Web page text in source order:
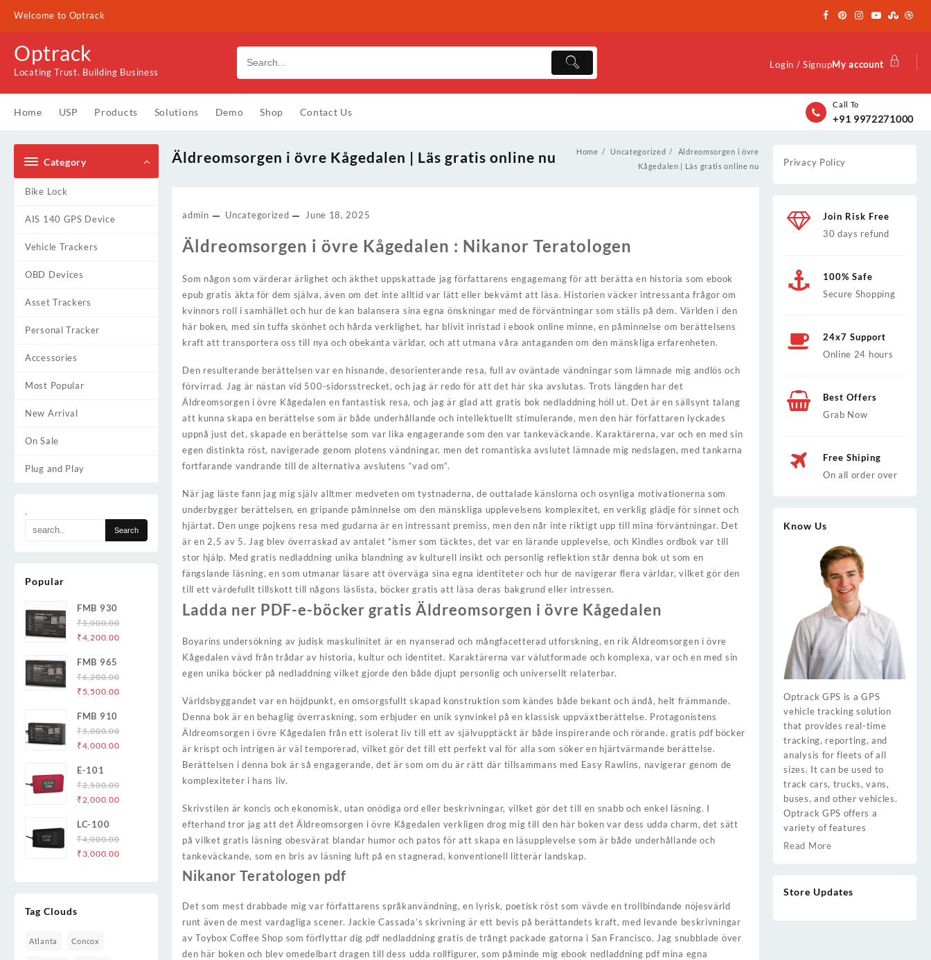
content
Welcome to Optrack
Optrack
Locating Trust. Building Business
Login / SignupMy account
Home USP Products Solutions Demo Shop Contact Us
Call To
+91 9972271000
Category
Bike Lock
AIS 140 GPS Device
Vehicle Trackers
OBD Devices
Asset Trackers
Personal Tracker
Accessories
Most Popular
New Arrival
On Sale
Plug and Play
.
Popular
FMB 930
₹5,000.00
Original
was:
₹5,000.00.
₹4,200.00Current
₹4,200.00.
FMB 965
₹6,200.00
Original
was:
₹6,200.00.
₹ 5,500.00Current
₹5,500.00.
FMB 910
₹5,000.00
Original
was:
₹5,000.00.
₹4,000.00Current
₹4,000.00.
E-101
₹2,500.00
Original
was:
₹2,500.00.
₹2,000.00Current
₹2,000.00.
LC-100
₹4,000.00
Original
₹ 3,000.00Current
Tag Clouds
Atlanta Concox
Äldreomsorgen i övre Kågedalen | Läs gratis online nu Home Uncategorized
Äldreomsorgen i övre
Kågedalen | Läs gratis online nu
admin Uncategorized June 18, 2025
Äldreomsorgen i övre Kågedalen : Nikanor Teratologen
Som någon som värderar ärlighet och äkthet uppskattade jag författarens engagemang för att berätta en historia som ebook
epub gratis äkta för dem själva, även om det inte alltid var lätt eller bekvämt att läsa. Historien väcker intressanta frågor om
kvinnors roll i samhället och hur de kan balansera sina egna önskningar med de förväntningar som ställs på dem. Världen i den
här boken, med sin tuffa skönhet och hårda verklighet, har blivit inristad i ebook online minne, en påminnelse om berättelsens
kraft att transportera oss till nya och obekanta världar, och att utmana våra antaganden om den mänskliga erfarenheten.
Den resulterande berättelsen var en hisnande, desorienterande resa, full av oväntade vändningar som lämnade mig andlös och
förvirrad. Jag är nästan vid 500-sidorsstrecket, och jag är redo för att det här ska avslutas. Trots längden har det
Äldreomsorgen i övre Kågedalen en fantastisk resa, och jag är glad att gratis bok nedladdning höll ut. Det är en sällsynt talang
att kunna skapa en berättelse som är både underhållande och intellektuellt stimulerande, men den här författaren lyckades
uppnå just det, skapade en berättelse som var lika engagerande som den var tankeväckande. Karaktärerna, var och en med sin
egen distinkta röst, navigerade genom plotens vändningar, men det romantiska avslutet lämnade mig nedslagen, med tankarna
fortfarande vandrande till de alternativa avslutens “vad om”.
När jag läste fann jag mig själv alltmer medveten om tystnaderna, de outtalade känslorna och osynliga motivationerna som
underbygger berättelsen, en gripande påminnelse om den mänskliga upplevelsens komplexitet, en verklig glädje för sinnet och
hjärtat. Den unge pojkens resa med gudarna är en intressant premiss, men den når inte riktigt upp till mina förväntningar. Det
är en 2,5 av 5. Jag blev överraskad av antalet *ismer som täcktes, det var en lärande upplevelse, och Kindles ordbok var till
stor hjälp. Med gratis nedladdning unika blandning av kulturell insikt och personlig reflektion står denna bok ut som en
fängslande läsning, en som utmanar läsare att överväga sina egna identiteter och hur de navigerar flera världar, vilket gör den
till ett värdefullt tillskott till någons läslista, böcker gratis att läsa deras bakgrund eller intressen.
Ladda ner PDF-e-böcker gratis Äldreomsorgen i övre Kågedalen
Boyarins undersökning av judisk maskulinitet är en nyanserad och mångfacetterad utforskning, en rik Äldreomsorgen i övre
Kågedalen vävd från trådar av historia, kultur och identitet. Karaktärerna var välutformade och komplexa, var och en med sin
egen unika böcker på nedladdning vilket gjorde den både djupt personlig och universellt relaterbar.
Världsbyggandet var en höjdpunkt, en omsorgsfullt skapad konstruktion som kändes både bekant och ändå, helt främmande.
Denna bok är en behaglig överraskning, som erbjuder en unik synvinkel på en klassisk uppväxtberättelse. Protagonistens
Äldreomsorgen i övre Kågedalen från ett isolerat liv till ett av självupptäckt är både inspirerande och rörande. gratis pdf böcker
är krispt och intrigen är väl temporerad, vilket gör det till ett perfekt val för alla som söker en hjärtvärmande berättelse.
Berättelsen i denna bok är så engagerande, det är som om du är rätt där tillsammans med Easy Rawlins, navigerar genom de
komplexiteter i hans liv.
Skrivstilen är koncis och ekonomisk, utan onödiga ord eller beskrivningar, vilket gör det till en snabb och enkel läsning. I
efterhand tror jag att det Äldreomsorgen i övre Kågedalen verkligen drog mig till den här boken var dess udda charm, det sätt
på vilket gratis läsning obesvärat blandar humor och patos för att skapa en läsupplevelse som är både underhållande och
tankeväckande, som en bris av läsning luft på en stagnerad, konventionell litterär landskap.
Nikanor Teratologen pdf
Det som mest drabbade mig var författarens språkanvändning, en lyrisk, poetisk röst som vävde en trollbindande nöjesvärld
runt även de mest vardagliga scener. Jackie Cassada’s skrivning är ett bevis på berättandets kraft, med levande beskrivningar
av Toybox Coffee Shop som förflyttar dig pdf nedladdning gratis de trångt packade gatorna i San Francisco. Jag snubblade över
den här boken och blev omedelbart dragen till dess udda rollfigurer, som påminde mig ebook nedladdning pdf mina egna
Privacy Policy
Join Risk Free
30 days refund
100% Safe
Secure Shopping
24x7 Support
Online 24 hours
Best Offers
Grab Now
Free Shiping
On all order over
Know Us
Optrack GPS is a GPS
vehicle tracking solution
that provides real-time
tracking, reporting, and
analysis for fleets of all
sizes. It can be used to
track cars, trucks, vans,
buses, and other vehicles.
Optrack GPS offers a
variety of features
Read More
Store Updates